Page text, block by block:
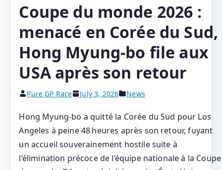
Coupe du monde 2026 :
menacé en Corée du Sud,
Hong Myung-bo file aux
USA après son retour
Pure GP Race July 3, 2026 News
Hong Myung-bo a quitté la Corée du Sud pour Los
Angeles à peine 48 heures après son retour, fuyant
un accueil souverainement hostile suite à
l’élimination précoce de l’équipe nationale à la Coupe